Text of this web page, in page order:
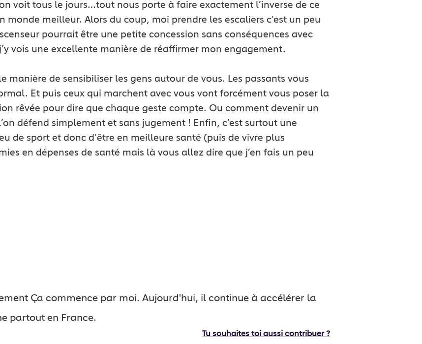
voit tous le jours…tout nous porte à faire exactement l’inverse de ce
monde meilleur. Alors du coup, moi prendre les escaliers c’est un peu
pourrait être une petite concession sans conséquences avec
vois une excellente manière de réaffirmer mon engagement.
manière de sensibiliser les gens autour de vous. Les passants vous
Et puis ceux qui marchent avec vous vont forcément vous poser la
rêvée pour dire que chaque geste compte. Ou comment devenir un
défend simplement et sans jugement ! Enfin, c’est surtout une
de sport et donc d’être en meilleure santé (puis de vivre plus
en dépenses de santé mais là vous allez dire que j’en fais un peu
Ça commence par moi. Aujourd'hui, il continue à accélérer la
partout en France.
Tu souhaites toi aussi contribuer ?